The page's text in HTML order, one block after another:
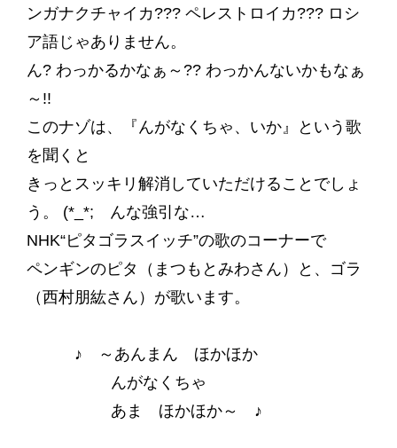
ンガナクチャイカ??? ペレストロイカ??? ロシ
ア語じゃありません。
ん? わっかるかなぁ～?? わっかんないかもなぁ
～!!
このナゾは、『んがなくちゃ、いか』という歌
を聞くと
きっとスッキリ解消していただけることでしょ
う。 (*_*; んな強引な…
NHK“ピタゴラスイッチ”の歌のコーナーで
ペンギンのピタ（まつもとみわさん）と、ゴラ
（西村朋紘さん）が歌います。
♪ ～あんまん ほかほか
んがなくちゃ
あま ほかほか～ ♪